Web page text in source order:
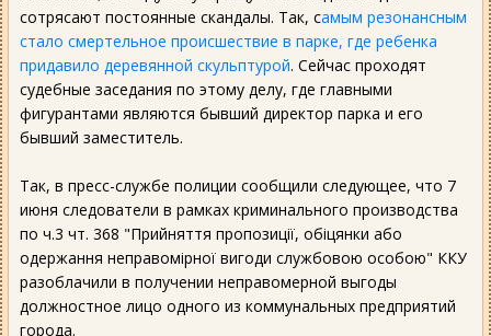
сотрясают постоянные скандалы. Так, самым резонансным
стало смертельное происшествие в парке, где ребенка
придавило деревянной скульптурой. Сейчас проходят
судебные заседания по этому делу, где главными
фигурантами являются бывший директор парка и его
бывший заместитель.
Так, в пресс-службе полиции сообщили следующее, что 7
июня следователи в рамках криминального производства
по ч.3 чт. 368 "Прийняття пропозиції, обіцянки або
одержання неправомірної вигоди службовою особою" ККУ
разоблачили в получении неправомерной выгоды
должностное лицо одного из коммунальных предприятий
города.